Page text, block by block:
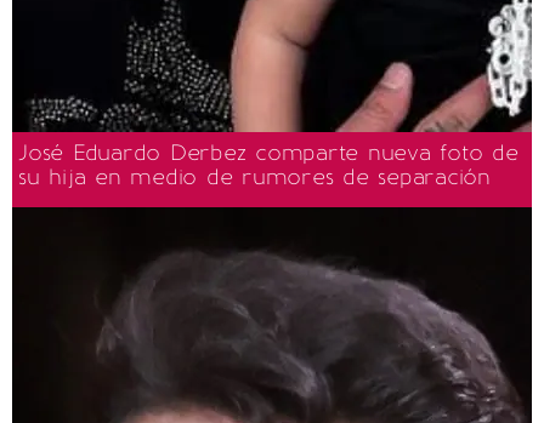
José Eduardo Derbez comparte nueva foto de
su hija en medio de rumores de separación